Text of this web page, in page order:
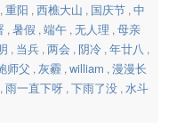
, 重阳 , 西樵大山 , 国庆节 , 中
, 暑假 , 端午 , 无人理 , 母亲
, 当兵 , 两会 , 阴冷 , 年廿八 ,
师父 , 灰霾 , william , 漫漫长
, 雨一直下呀 , 下雨了没 , 水斗